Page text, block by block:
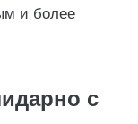
и более
с